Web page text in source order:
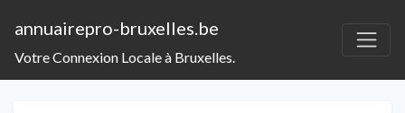
annuairepro-bruxelles.be
Votre Connexion Locale à Bruxelles.